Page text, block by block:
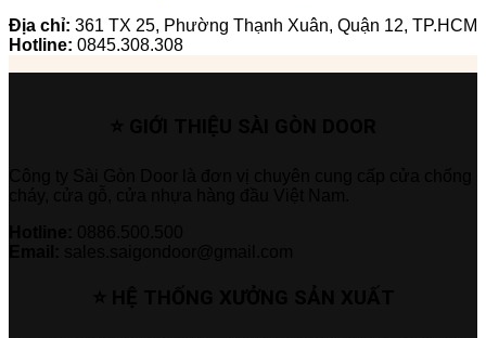
Địa chỉ: 361 TX 25, Phường Thạnh Xuân, Quận 12, TP.HCM
Hotline: 0845.308.308